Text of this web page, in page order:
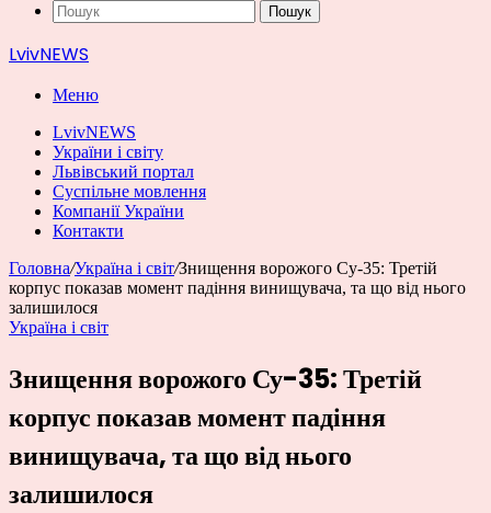
Пошук
LvivNEWS
Меню
LvivNEWS
України і світу
Львівський портал
Суспільне мовлення
Компанії України
Контакти
Головна/Україна і світ/Знищення ворожого Су-35: Третій
корпус показав момент падіння винищувача, та що від нього
залишилося
Україна і світ
Знищення ворожого Су-35: Третій
корпус показав момент падіння
винищувача, та що від нього
залишилося